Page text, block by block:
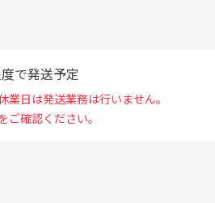
で発送予定
日は発送業務は行いません。
ご確認ください。